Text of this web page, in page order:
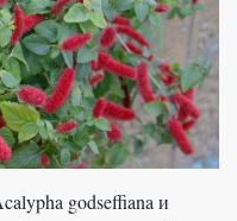
godseffiana и